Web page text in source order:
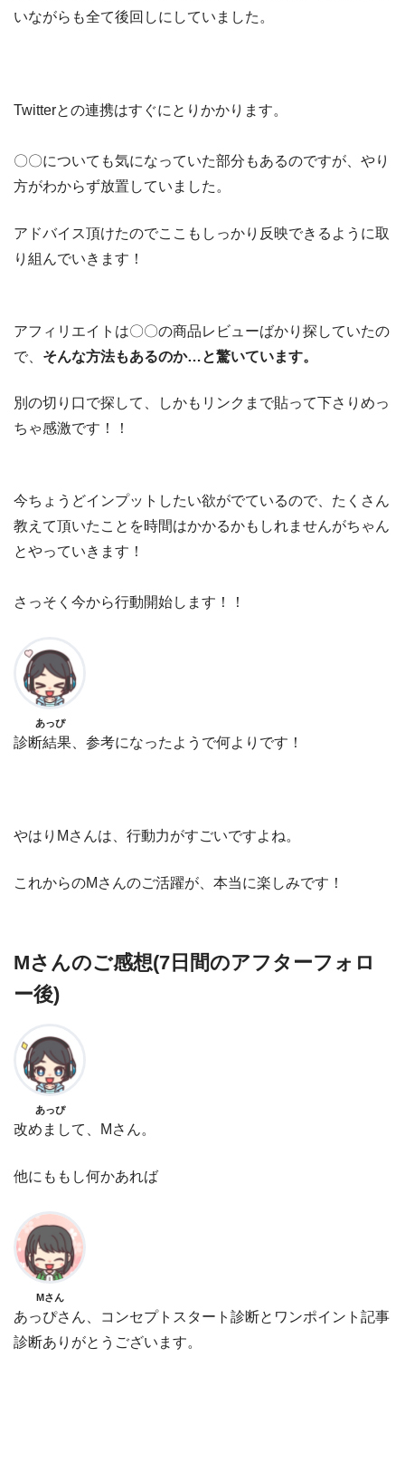
いながらも全て後回しにしていました。
Twitterとの連携はすぐにとりかかります。
〇〇についても気になっていた部分もあるのですが、やり
方がわからず放置していました。
アドバイス頂けたのでここもしっかり反映できるように取
り組んでいきます！
アフィリエイトは〇〇の商品レビューばかり探していたの
で、 そんな方法もあるのか…と驚いています。
別の切り口で探して、しかもリンクまで貼って下さりめっ
ちゃ感激です！！
今ちょうどインプットしたい欲がでているので、たくさん
教えて頂いたことを時間はかかるかもしれませんがちゃん
とやっていきます！
さっそく今から行動開始します！！
あっぴ
診断結果、参考になったようで何よりです！
やはりMさんは、行動力がすごいですよね。
これからのMさんのご活躍が、本当に楽しみです！
Mさんのご感想(7日間のアフターフォロ
ー後)
あっぴ
改めまして、Mさん。
他にももし何かあれば
Mさん
あっぴさん、コンセプトスタート診断とワンポイント記事
診断ありがとうございます。